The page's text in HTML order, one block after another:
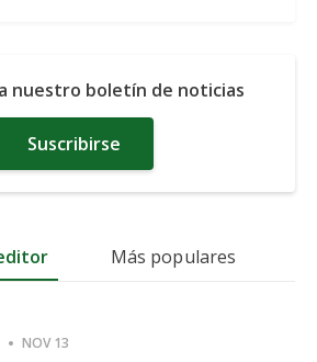
nuestro boletín de noticias
Suscribirse
Más populares
NOV 13